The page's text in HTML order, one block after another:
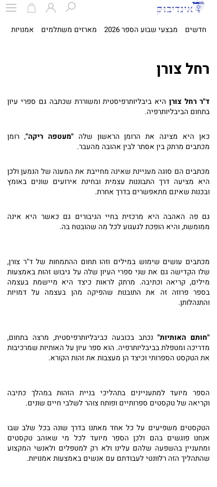
חדשים מבצעי שבוע הספר 2026 מארזים משתלמים אמנויות
רחל צורן
ד"ר רחל צורןהיא ביבליותרפיסטית ומשוררת שכתבה גם ספרי עיון
בתחום הביבליותרפיה.
כאן היא מציגה את הרומן הראשון שלה"מעטפה ריקה", רומן
מכתבים מרתק בין אסתר לבין אהובה מהעבר.
מכתבים הם סוגה מעניינת שאינה מחייבת את המענה של הנמען ולכן
היא מציעה דרך התבוננות עצמית ובחינת אירועים שונים באומץ
ובכנות שאינם מתאפשרים בדרך אחרת.
גם פה האהבה היא מרכזית בחיי הגיבורים גם כאשר היא אינה
ממומשת, והיא הופכת לגעגוע לכל מה שהובטח בה.
מכתבים עושים שימוש במילים וזהו תחום ההתמחות של ד"ר צורן,
שלו הקדישה גם את שני ספרי העיון שלה על גיבוש זהות באמצעות
מילים, קריאה וכתיבה. מרתק לראות כיצד היא מיישמת בעצמה
בספר פרוזה זה את התובנות שהפיקה מהן בעצמה על דמויות
והתנהלותן.
"חותם האותיות" נכתב בכובעה כביבליותרפיסטית, מרצה בתחום,
מדריכה ומטפלת בביבליותרפיה. הוא ספר עיון על האותיות שמרכיבות
את הטקסט הספרותי וכיצד הן מעצבות את זהות הקורא.
הספר מיועד למתעניינים בתהליכי בניית הזהות במהלך כתיבה
וקריאה של טקסטים ספרותיים ופותח צוהר לשלבי חיים שונים.
הטקסטים משפיעים על כל אחד מאתנו בדרך שונה בכל שלב שבו
אנחנו פוגשים בהם ולכן הספר מיועד לכל מי שאוהב טקסטים
ומתעניין בהשפעה שלהם עלינו ולא רק למטפלים ולאנשי המקצוע
שהתהליך הזה רלוונטי לעבודתם עם אנשים באמצעות אמנויות.